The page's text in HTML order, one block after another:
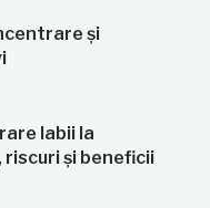
și
labii la
riscuri și beneficii